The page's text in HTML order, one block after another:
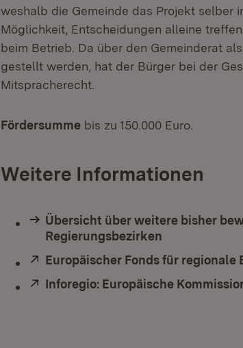
weshalb die Gemeinde das Projekt selber
Möglichkeit, Entscheidungen alleine
beim Betrieb. Da über den Gemeinderat
gestellt werden, hat der Bürger bei der
Mitspracherecht.
Fördersumme bis zu 150.000 Euro.
Weitere Informationen
Übersicht über weitere bisher
Regierungsbezirken
Extern:
Europäischer Fonds für regionale
Extern:
Inforegio: Europäische